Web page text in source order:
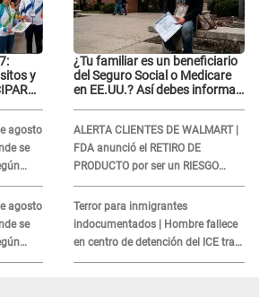
y
agosto
se
agosto
se
¿Tu familiar es un beneficiario
del Seguro Social o Medicare
en EE.UU.? Así debes informar
ALERTA CLIENTES DE WALMART |
FDA anunció el RETIRO DE
PRODUCTO por ser un RIESGO
MORTAL para consumidores: ¿Cuál
es?
Terror para inmigrantes
indocumentados | Hombre fallece
en centro de detención del ICE tras
sufrir una "emergencia médica"